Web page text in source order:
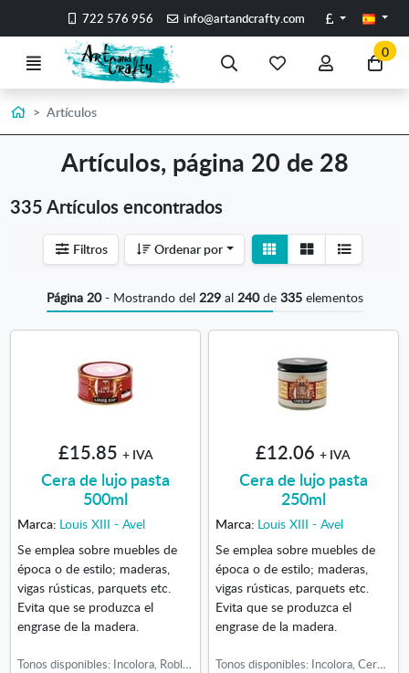
Ir al contenido principal de la página
722 576 956 info@artandcrafty.com Libras
Menú Búsqueda
artículoscuenta
Ir
a
0
InicioArtículos
Artículos, página 20 de 28
335 Artículos encontrados
Filtros Ordenar por
detalle
Ver
listado
Página 20- Mostrando del 229al 240de 335elementos
£15.85 + IVA
Cera de lujo pasta
500ml
Marca: Louis XIII - Avel
Se emplea sobre muebles de
época o de estilo; maderas,
vigas rústicas, parquets etc.
Evita que se produzca el
engrase de la madera.
Tonos disponibles: Incolora, Roble claro, Roble Medio, Roble Oscuro, Cerezo
£12.06 + IVA
Cera de lujo pasta
250ml
Marca: Louis XIII - Avel
Se emplea sobre muebles de
época o de estilo; maderas,
vigas rústicas, parquets etc.
Evita que se produzca el
engrase de la madera.
Tonos disponibles: Incolora, Cerezo, Roble Claro, Roble Medio, Roble Oscuro, Nogal